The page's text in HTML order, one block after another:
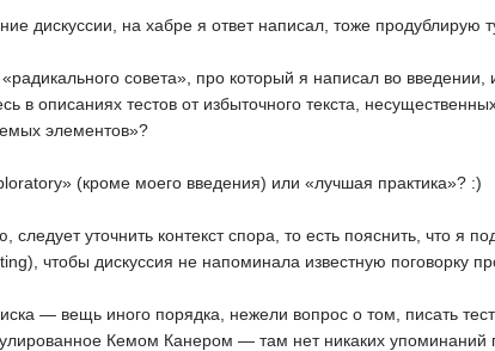
дискуссии, на хабре я ответ написал, тоже продублирую
совета», про который я написал во введении,
в описаниях тестов от избыточного текста,
элементов»?
(кроме моего введения) или «лучшая практика»? :)
уточнить контекст спора, то есть пояснить, что я
чтобы дискуссия не напоминала известную поговорку
— вещь иного порядка, нежели вопрос о том, писать
Кемом Канером — там нет никаких упоминаний